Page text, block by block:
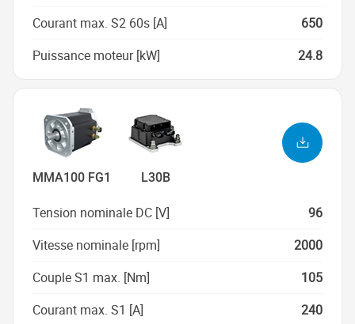
Courant max. S2 60s [A]
650
Puissance moteur [kW]
24.8
MMA100 FG1 L30B
Tension nominale DC [V]
96
Vitesse nominale [rpm]
2000
Couple S1 max. [Nm]
105
Courant max. S1 [A]
240